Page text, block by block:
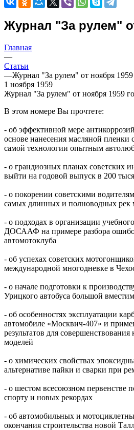
Журнал "За рулем"
Главная
—
Статьи
—Журнал "За рулем" от ноября 1959
1 ноября 1959
Журнал "За рулем" от ноября 1959
В этом номере Вы прочтете:
- об эффективной мере
основе нанесения масляной
самой технологии опытным
- о грандиозных планах
выйти на годовой выпуск в 200
- о покорении советскими
самых длинных и полноводных рек
- о подходах в организации
ДОСААФ на примере разбора
автомотоклуба
- об успехах советских
международной многодневке в
- о начале подготовки к
Урицкого автобуса большой
- об особенностях эксплуатации
автомобиле «Москвич-407» и
результатов для
моделей
- о химических свойствах
альтернативе пайки и сварки при
- о шестом всесоюзном первенстве
спорту и новых рекордах
- об автомобильных и
окончания строительства новой